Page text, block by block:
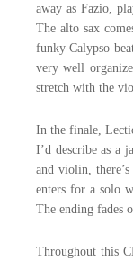
away as Fazio,
The alto sax
funky Calypso
very well
stretch with the
In the finale,
I’d describe as a
and violin,
enters for a solo
The ending fades
Throughout this